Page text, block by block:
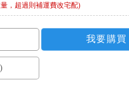
，超過則補運費改宅配)